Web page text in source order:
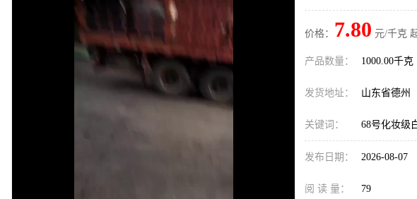
价格： 7.80 元/千克
产品数量： 1000.00千克
发货地址： 山东省德州
关键词： 68号化妆级
发布日期： 2026-08-07
阅 读 量： 79